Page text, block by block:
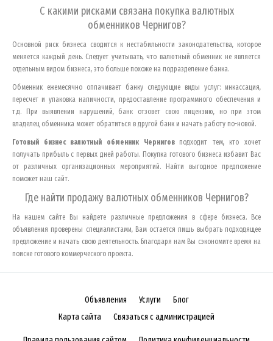
С какими рисками связана покупка валютных
обменников Чернигов?
Основной риск бизнеса сводится к нестабильности законодательства, которое
меняется каждый день. Следует учитывать, что валютный обменник не является
отдельным видом бизнеса, это больше похоже на подразделение банка.
Обменник ежемесячно оплачивает банку следующие виды услуг: инкассация,
пересчет и упаковка наличности, предоставление программного обеспечения и
т.д. При выявлении нарушений, банк отзовет свою лицензию, но при этом
владелец обменника может обратиться в другой банк и начать работу по-новой.
Готовый бизнес валютный обменник Чернигов подходит тем, кто хочет
получать прибыль с первых дней работы. Покупка готового бизнеса избавит Вас
от различных организационных мероприятий. Найти выгодное предложение
поможет наш сайт.
Где найти продажу валютных обменников Чернигов?
На нашем сайте Вы найдете различные предложения в сфере бизнеса. Все
объявления проверены специалистами, Вам остается лишь выбрать подходящее
предложение и начать свою деятельность. Благодаря нам Вы сэкономите время на
поиске готового коммерческого проекта.
Объявления Услуги
Блог
Карта сайта
Связаться с администрацией